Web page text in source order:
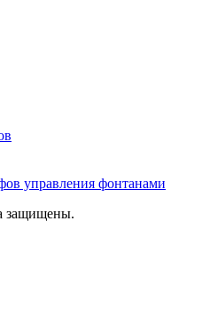
управления фонтанами
защищены.